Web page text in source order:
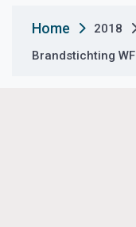
Home 2018
Brandstichting